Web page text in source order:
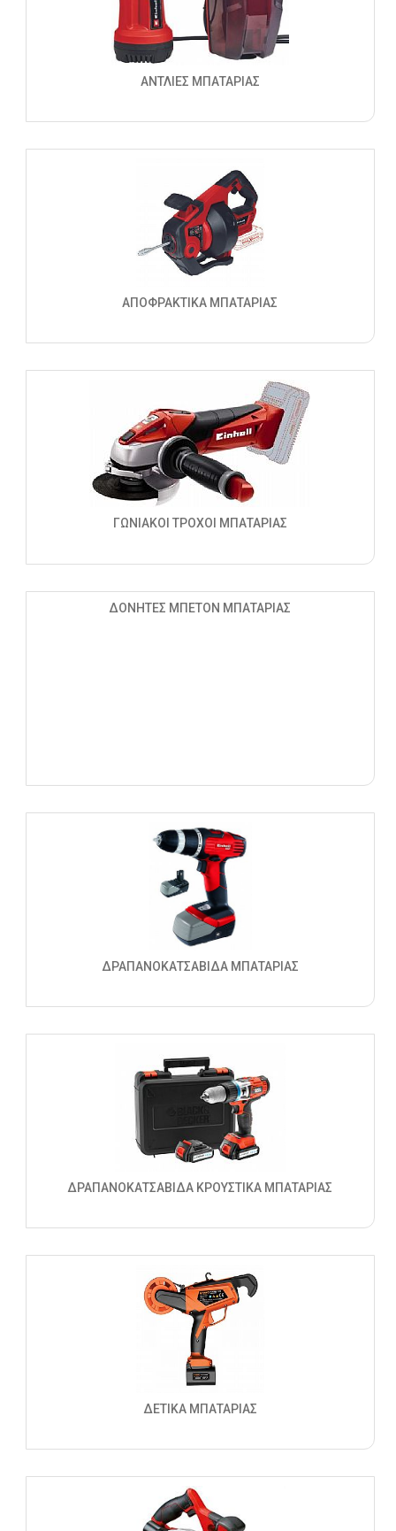
ΑΝΤΛΙΕΣ ΜΠΑΤΑΡΙΑΣ
ΑΠΟΦΡΑΚΤΙΚΑ ΜΠΑΤΑΡΙΑΣ
ΓΩΝΙΑΚΟΙ ΤΡΟΧΟΙ ΜΠΑΤΑΡΙΑΣ
ΔΟΝΗΤΕΣ ΜΠΕΤΟΝ ΜΠΑΤΑΡΙΑΣ
ΔΡΑΠΑΝΟΚΑΤΣΑΒΙΔΑ ΜΠΑΤΑΡΙΑΣ
ΔΡΑΠΑΝΟΚΑΤΣΑΒΙΔΑ ΚΡΟΥΣΤΙΚΑ ΜΠΑΤΑΡΙΑΣ
ΔΕΤΙΚΑ ΜΠΑΤΑΡΙΑΣ